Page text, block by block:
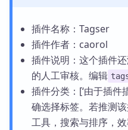
插件名称：Tagser
插件作者：caorol
插件说明：这个插件
的人工审核。编辑
插件分类：[‘由于插
确选择标签。若推测
工具，搜索与排序，效